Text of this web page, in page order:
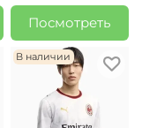
Посмотреть
В наличии